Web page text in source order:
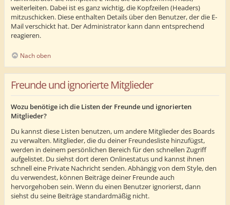
weiterleiten. Dabei ist es ganz wichtig, die Kopfzeilen (Headers)
mitzuschicken. Diese enthalten Details über den Benutzer, der die E-
Mail verschickt hat. Der Administrator kann dann entsprechend
reagieren.
Nach oben
Freunde und ignorierte Mitglieder
Wozu benötige ich die Listen der Freunde und ignorierten
Mitglieder?
Du kannst diese Listen benutzen, um andere Mitglieder des Boards
zu verwalten. Mitglieder, die du deiner Freundesliste hinzufügst,
werden in deinem persönlichen Bereich für den schnellen Zugriff
aufgelistet. Du siehst dort deren Onlinestatus und kannst ihnen
schnell eine Private Nachricht senden. Abhängig von dem Style, den
du verwendest, können Beiträge deiner Freunde auch
hervorgehoben sein. Wenn du einen Benutzer ignorierst, dann
siehst du seine Beiträge standardmäßig nicht.